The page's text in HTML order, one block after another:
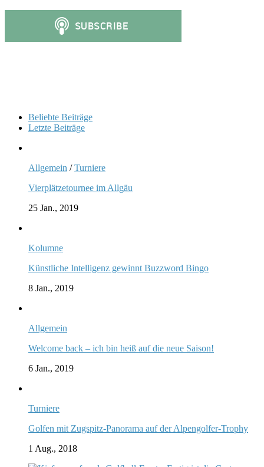
Beliebte Beiträge
Letzte Beiträge
Allgemein /Turniere
Vierplätzetournee im Allgäu
25 Jan., 2019
Kolumne
Künstliche Intelligenz gewinnt Buzzword Bingo
8 Jan., 2019
Allgemein
Welcome back – ich bin heiß auf die neue Saison!
6 Jan., 2019
Turniere
Golfen mit Zugspitz-Panorama auf der Alpengolfer-Trophy
1 Aug., 2018